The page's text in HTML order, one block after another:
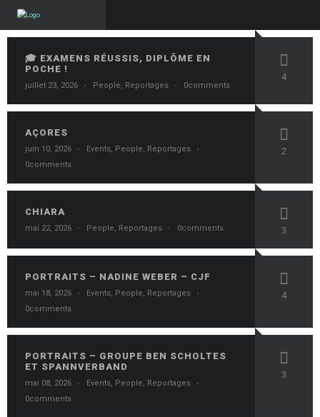
🎓 EXAMENS RÉUSSIS, DIPLÔME EN
POCHE !
juillet 23, 2026 · People, Reportages · 0comments
4
AÇORES
juin 10, 2026 · Events, People, Reportages
·
0comments
2
CHIARA
mai 22, 2026 · People, Reportages · 0comments 3
PORTRAITS – NADINE WEBER – CJF
mai 18, 2026 · Events, People, Reportages
·
0comments
4
PORTRAITS – GROUPE BEN SCHOLTES
ET SPANNVERBAND
mai 08, 2026 · Events, People, Reportages
·
0comments
3